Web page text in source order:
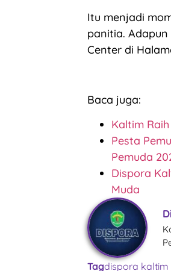
Itu menjadi
panitia.
Center di
Baca juga:
Kaltim
Pesta
Pemuda
Dispora
Muda
Tagdispora kaltim